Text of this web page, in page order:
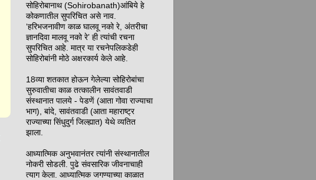
सोहिरोबानाथ (Sohirobanath)आंबिये हे
कोकणातील सुपरिचित असे नाव.
‘हरिभजनावीण काळ घालवू नको रे, अंतरीचा
ज्ञानदिवा मालवू नको रे’ ही त्यांची रचना
सुपरिचित आहे. मात्र या रचनेपलिकडेही
सोहिरोबांनी मोठे अक्षरकार्य केले आहे.
18व्या शतकात होऊन गेलेल्या सोहिरोबांचा
सुरुवातीचा काळ तत्कालीन सावंतवाडी
संस्थानात पालये - पेडणें (आता गोवा राज्याचा
भाग), बांदे, सावंतवाडी (आता महाराष्ट्र
राज्याच्या सिंधुदुर्ग जिल्ह्यात) येथे व्यतित
झाला.
आध्यात्मिक अनुभवानंतर त्यांनी संस्थानातील
नोकरी सोडली. पुढे संवसारिक जीवनाचाही
त्याग केला. आध्यात्मिक जगण्याच्या काळात